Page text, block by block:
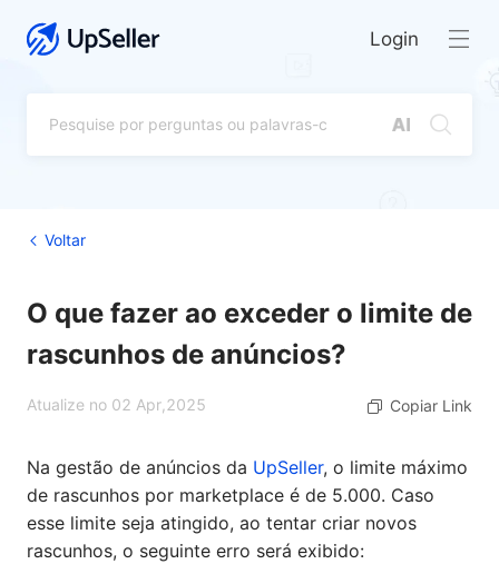
Login
Voltar
O que fazer ao exceder o limite de
rascunhos de anúncios?
Atualize no 02 Apr,2025 Copiar Link
Na gestão de anúncios da UpSeller, o limite máximo
de rascunhos por marketplace é de 5.000. Caso
esse limite seja atingido, ao tentar criar novos
rascunhos, o seguinte erro será exibido: